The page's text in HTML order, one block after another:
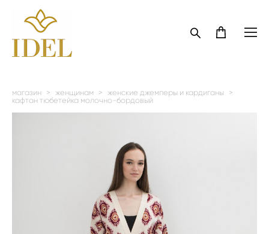
магазин > женщинам > женские джемперы и кардиганы >
кафтан тюбетейка молочно-бордовый